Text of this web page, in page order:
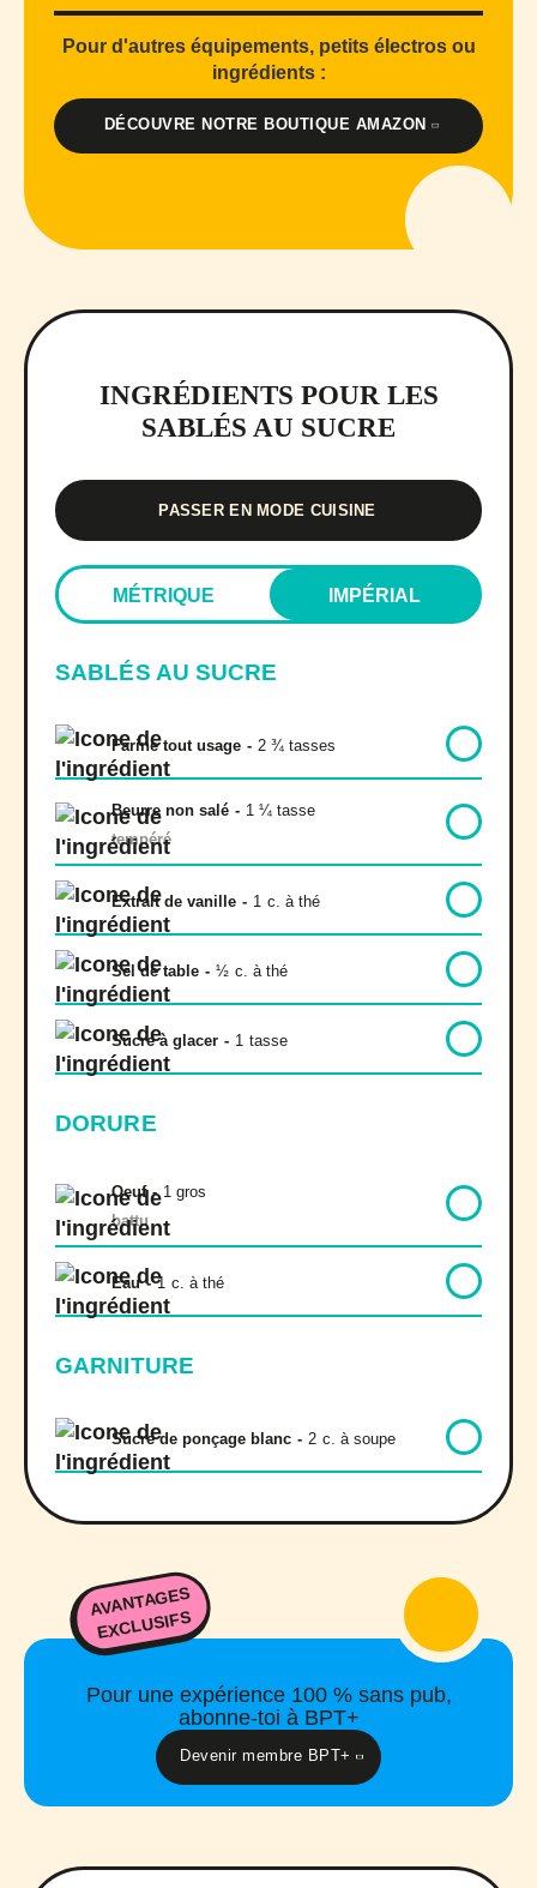
Pour d'autres équipements, petits électros ou
ingrédients :
DÉCOUVRE NOTRE BOUTIQUE AMAZON
INGRÉDIENTS POUR LES
SABLÉS AU SUCRE
PASSER EN MODE CUISINE
MÉTRIQUE IMPÉRIAL
SABLÉS AU SUCRE
Farine tout usage - 2 ¾ tasses
Beurre non salé - 1 ¼ tasse
tempéré
Extrait de vanille - 1 c. à thé
Sel de table - ½ c. à thé
Sucre à glacer - 1 tasse
DORURE
Oeuf - 1 gros
battu
Eau - 1 c. à thé
GARNITURE
Sucre de ponçage blanc - 2 c. à soupe
AVANTAGES
EXCLUSIFS
Pour une expérience 100 % sans pub,
abonne-toi à BPT+
Devenir membre BPT+